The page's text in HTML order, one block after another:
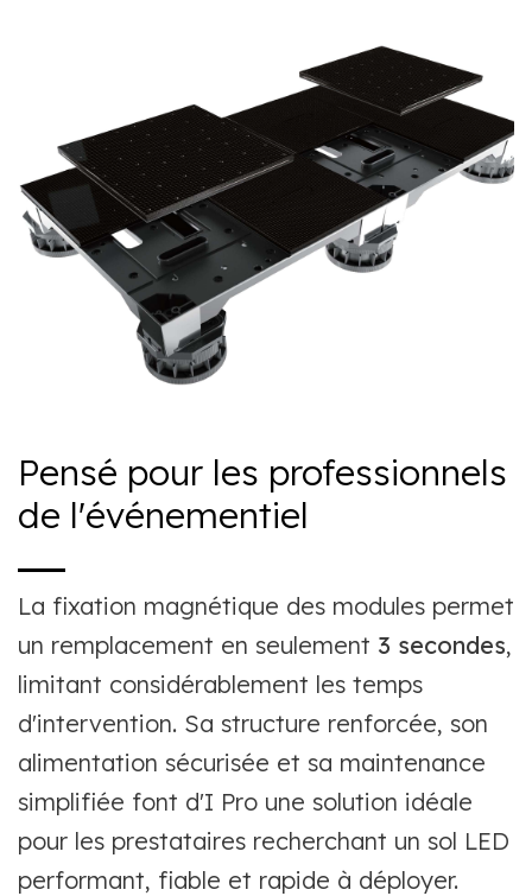
Pensé pour les professionnels
de l'événementiel
La fixation magnétique des modules permet
un remplacement en seulement 3 secondes,
limitant considérablement les temps
d'intervention. Sa structure renforcée, son
alimentation sécurisée et sa maintenance
simplifiée font d'I Pro une solution idéale
pour les prestataires recherchant un sol LED
performant, fiable et rapide à déployer.